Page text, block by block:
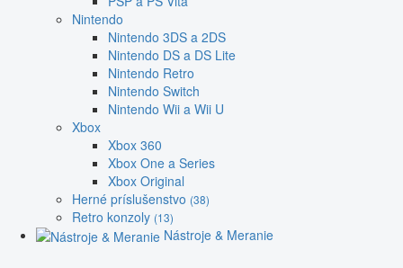
Nintendo
Nintendo 3DS a 2DS
Nintendo DS a DS Lite
Nintendo Retro
Nintendo Switch
Nintendo Wii a Wii U
Xbox
Xbox 360
Xbox One a Series
Xbox Original
Herné príslušenstvo (38)
Retro konzoly (13)
Nástroje & Meranie